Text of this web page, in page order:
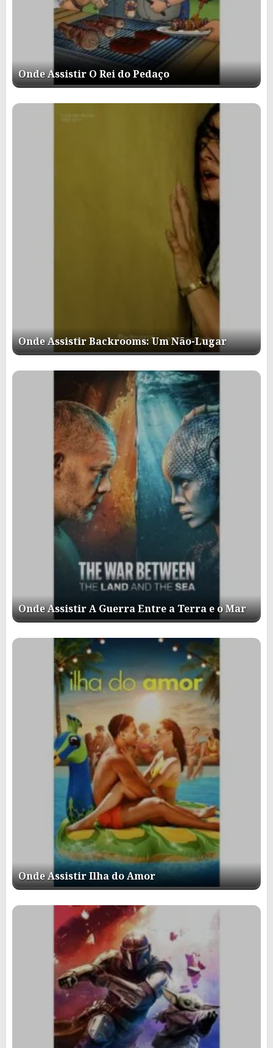
Onde Assistir O Rei do Pedaço
Onde Assistir Backrooms: Um Não-Lugar
Onde Assistir A Guerra Entre a Terra e o Mar
Onde Assistir Ilha do Amor